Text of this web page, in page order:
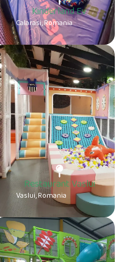
Kinderland Ev
Calarasi, Romania
Restaurant Vaslui
Vaslui, Romania